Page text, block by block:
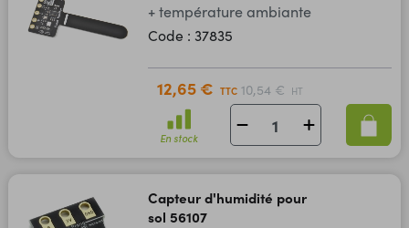
+ température ambiante
Code : 37835
12,65 € TTC 10,54 € HT
En stock
Capteur d'humidité pour
sol 56107